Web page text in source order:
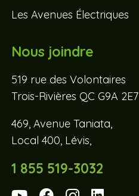
Les Avenues Électriques
Nous joindre
519 rue des Volontaires
Trois-Rivières QC G9A 2E7
469, Avenue Taniata,
Local 400, Lévis,
1 855 519-3032